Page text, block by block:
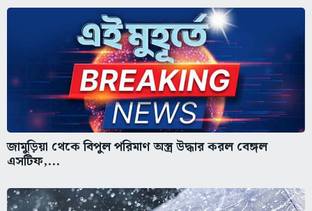
জামুড়িয়া থেকে বিপুল পরিমাণ অস্ত্র উদ্ধার করল বেঙ্গল
এসটিফ,...